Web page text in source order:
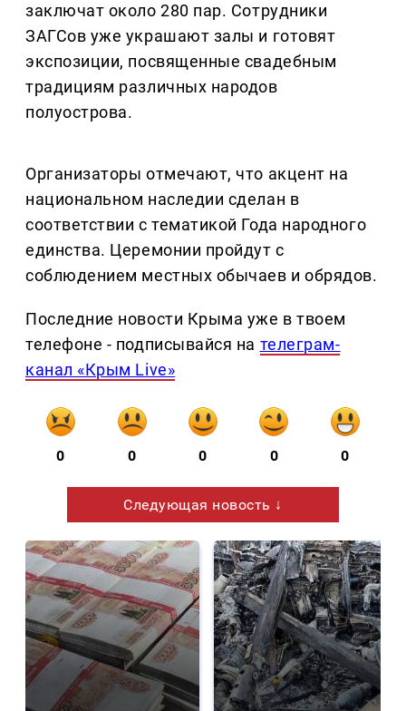
заключат около 280 пар. Сотрудники
ЗАГСов уже украшают залы и готовят
экспозиции, посвященные свадебным
традициям различных народов
полуострова.
Организаторы отмечают, что акцент на
национальном наследии сделан в
соответствии с тематикой Года народного
единства. Церемонии пройдут с
соблюдением местных обычаев и обрядов.
Последние новости Крыма уже в твоем
телефоне - подписывайся на телеграм-
канал «Крым Live»
0 0 0 0 0
Следующая новость ↓